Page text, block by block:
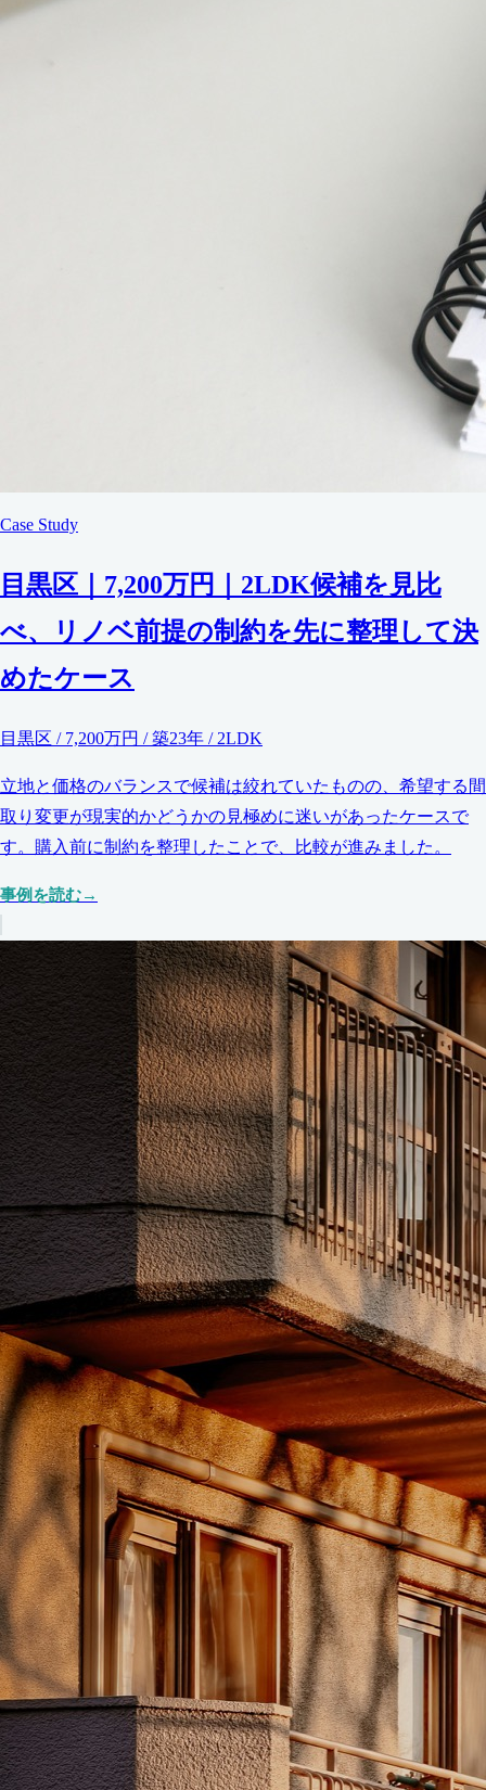
Case Study
目黒区｜7,200万円｜2LDK候補を見比
べ、リノベ前提の制約を先に整理して決
めたケース
目黒区 / 7,200万円 / 築23年 / 2LDK
立地と価格のバランスで候補は絞れていたものの、希望する間
取り変更が現実的かどうかの見極めに迷いがあったケースで
す。購入前に制約を整理したことで、比較が進みました。
事例を読む